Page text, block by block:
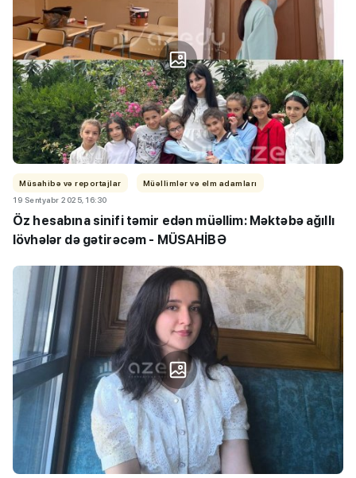
Müsahibə və reportajlar
Müəllimlər və elm adamları
19 Sentyabr 2025, 16:30
Öz hesabına sinifi təmir edən müəllim: Məktəbə ağıllı
lövhələr də gətirəcəm - MÜSAHİBƏ